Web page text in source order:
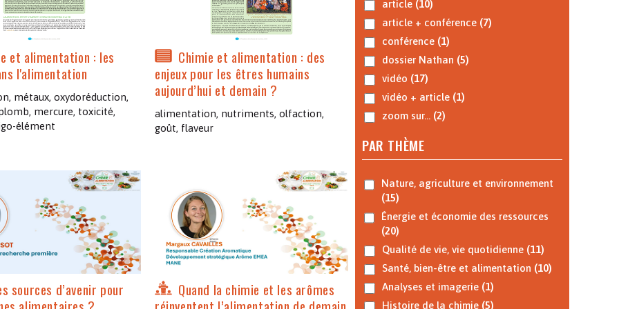
et alimentation : les
l'alimentation
métaux, oxydoréduction,
plomb, mercure, toxicité,
élément
Chimie et alimentation : des
enjeux pour les êtres humains
aujourd’hui et demain ?
alimentation, nutriments, olfaction,
goût, flaveur
sources d’avenir pour
Quand la chimie et les arômes
article (10)
article + conférence (7)
conférence (1)
dossier Nathan (5)
vidéo (17)
vidéo + article (1)
zoom sur... (2)
PAR THÈME
Nature, agriculture et environnement
(15)
Énergie et économie des ressources
(20)
Qualité de vie, vie quotidienne (11)
Santé, bien-être et alimentation (10)
Analyses et imagerie (1)
Histoire de la chimie (5)
Les chimistes dans...
Réactions en un clin d’oeil
Enseignement
Chimie et Notre-Dame